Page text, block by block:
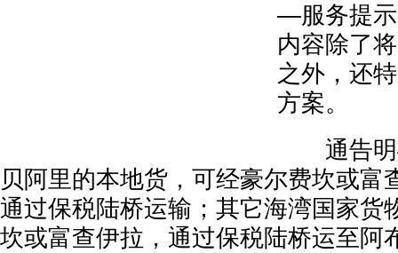
—服务提示
内容除了
之外，还
方案。
通告明
贝阿里的本地货，可经豪尔费坎或富
通过保税陆桥运输；其它海湾国家货
坎或富查伊拉，通过保税陆桥运至阿